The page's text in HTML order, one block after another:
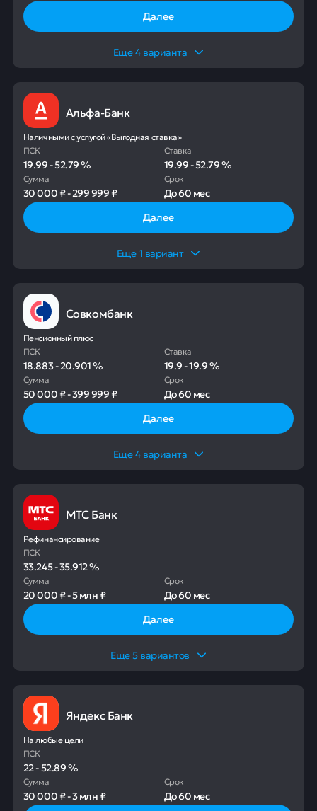
Далее
Еще4 варианта
Альфа-Банк
Наличными с услугой «Выгодная ставка»
ПСК
19.99-52.79%
Ставка
19.99-52.79%
Сумма
30 000 ₽-299 999 ₽
Срок
До60 мес
Далее
Еще1 вариант
Совкомбанк
Пенсионный плюс
ПСК
18.883-20.901%
Ставка
19.9-19.9%
Сумма
50 000 ₽-399 999 ₽
Срок
До60 мес
Далее
Еще4 варианта
МТС Банк
Рефинансирование
ПСК
33.245-35.912%
Сумма
20 000 ₽-5 млн ₽
Срок
До60 мес
Далее
Еще5вариантов
Яндекс Банк
На любые цели
ПСК
22-52.89%
Сумма
30 000 ₽-3 млн ₽
Срок
До60 мес